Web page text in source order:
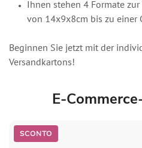
Ihnen stehen 4 Formate
von 14x9x8cm bis zu einer
Beginnen Sie jetzt mit der
Versandkartons!
E-
SCONTO